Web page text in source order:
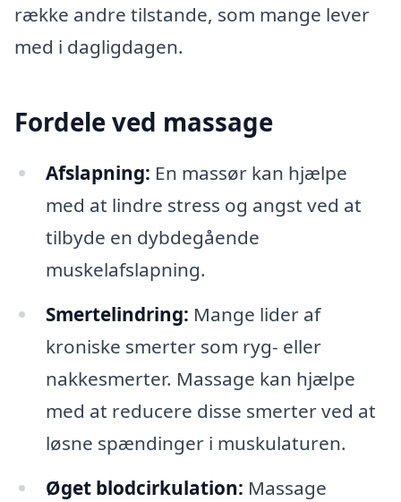
række andre tilstande, som mange lever
med i dagligdagen.
Fordele ved massage
Afslapning: En massør kan hjælpe
med at lindre stress og angst ved at
tilbyde en dybdegående
muskelafslapning.
Smertelindring: Mange lider af
kroniske smerter som ryg- eller
nakkesmerter. Massage kan hjælpe
med at reducere disse smerter ved at
løsne spændinger i muskulaturen.
Øget blodcirkulation: Massage